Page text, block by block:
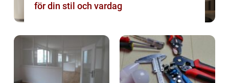
för din stil och vardag